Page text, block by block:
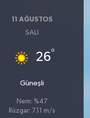
11 AĞUSTOS
SALI
26°
Güneşli
Nem: %47
Rüzgar: 7.11 m/s